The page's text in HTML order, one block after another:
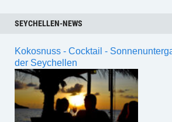
SEYCHELLEN-NEWS
Kokosnuss - Cocktail -
der Seychellen